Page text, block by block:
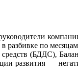
разбивке по
(БДДС),
развития —